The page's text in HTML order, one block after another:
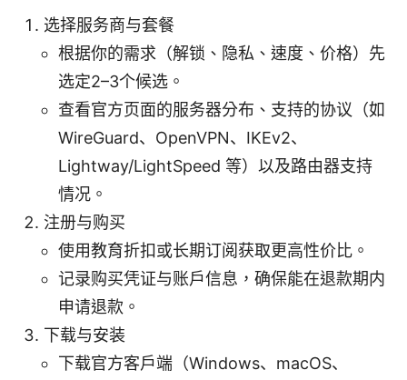
选择服务商与套餐
根据你的需求（解锁、隐私、速度、价格）先
选定2–3个候选。
查看官方页面的服务器分布、支持的协议（如
WireGuard、OpenVPN、IKEv2、
Lightway/LightSpeed 等）以及路由器支持
情况。
注册与购买
使用教育折扣或长期订阅获取更高性价比。
记录购买凭证与账户信息，确保能在退款期内
申请退款。
下载与安装
下载官方客户端（Windows、macOS、